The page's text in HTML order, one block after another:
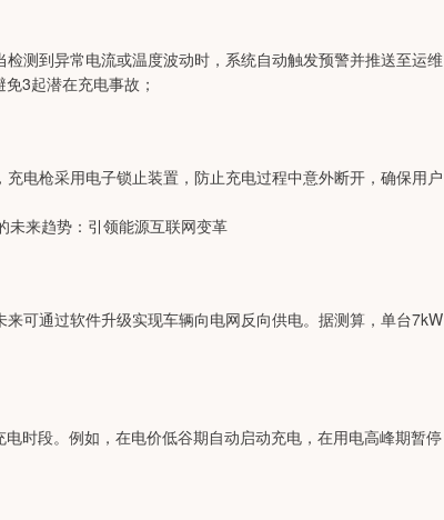
测到异常电流或温度波动时，系统自动触发预警并推送至运维
3起潜在充电事故；
电枪采用电子锁止装置，防止充电过程中意外断开，确保用户
未来趋势：引领能源互联网变革
可通过软件升级实现车辆向电网反向供电。据测算，单台7kW
时段。例如，在电价低谷期自动启动充电，在用电高峰期暂停